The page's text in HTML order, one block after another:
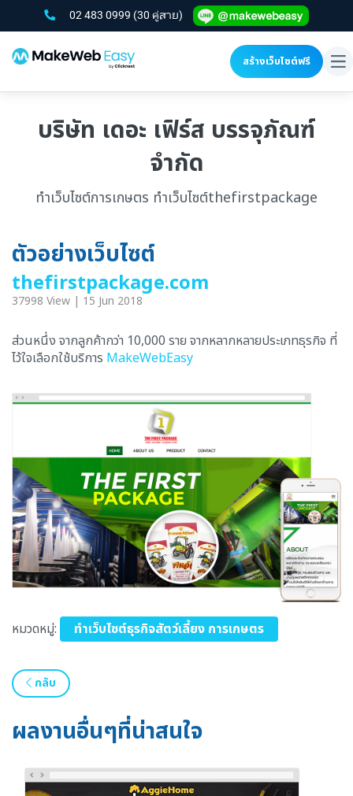
02 483 0999 (30 คู่สาย)
สร้างเว็บไซต์ฟรี
บริษัท เดอะ เฟิร์ส บรรจุภัณฑ์
จำกัด
ทำเว็บไซต์การเกษตร ทำเว็บไซต์thefirstpackage
ตัวอย่างเว็บไซต์
thefirstpackage.com
37998 View | 15 Jun 2018
ส่วนหนึ่ง จากลูกค้ากว่า 10,000 ราย จากหลากหลายประเภทธุรกิจ ที่
ไว้ใจเลือกใช้บริการ MakeWebEasy
หมวดหมู่: ทำเว็บไซต์ธุรกิจสัตว์เลี้ยง การเกษตร
กลับ
ผลงานอื่นๆที่น่าสนใจ